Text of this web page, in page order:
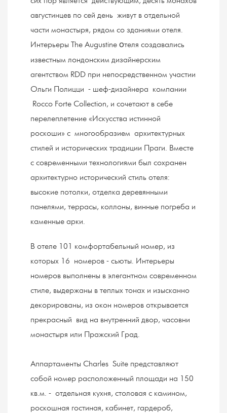
августинцев по сей день живут в отдельной
части монастыря, рядом со зданиями отеля.
Интерьеры The Augustine отеля создавались
известным лондонским дизайнерским
агентством RDD при непосредственном участии
Ольги Полицци - шеф-дизайнера компании
Rocco Forte Collection, и сочетают в себе
перелеплетение «Искусства истинной
роскоши» с многообразием архитектурных
стилей и исторических традиции Праги. Вместе
с современными технологиями был сохранен
архитектурно исторический стиль отеля:
высокие потолки, отделка деревянными
панелями, террасы, коллоны, винные погреба и
каменные арки.
В отеле 101 комфортабельный номер, из
которых 16 номеров - сьюты. Интерьеры
номеров выполнены в элегантном современном
стиле, выдержаны в теплых тонах и изысканно
декорированы, из окон номеров открывается
прекрасный вид на внутренний двор, часовни
монастыря или Пражский Град.
Аппартаменты Charles Suite представляют
собой номер расположенный площади на 150
кв.м. - отдельная кухня, столовая с камином,
роскошная гостиная, кабинет, гардероб,